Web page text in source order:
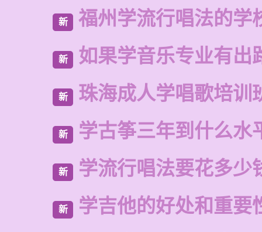
新 福州学流行唱法的学
新 如果学音乐专业有出
新 珠海成人学唱歌培训
新 学古筝三年到什么水
新 学流行唱法要花多少
新 学吉他的好处和重要